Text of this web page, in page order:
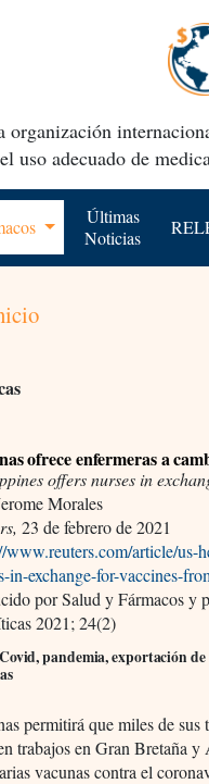
organización
el uso adecuado de
Últimas
Noticias
ofrece enfermeras a
offers nurses in
Morales
23 de febrero de 2021
www.reuters.com/article/
in-exchange-for-vaccines-
por Salud y Fármacos y
2021; 24(2)
pandemia, exportación de
permitirá que miles de sus
trabajos en Gran Bretaña
vacunas contra el